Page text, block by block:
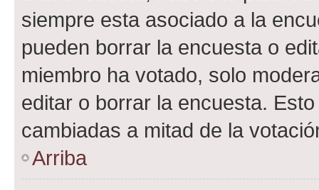
siempre esta asociado a la
pueden borrar la encuesta o
miembro ha votado, solo
editar o borrar la encuesta.
cambiadas a mitad de la
Arriba